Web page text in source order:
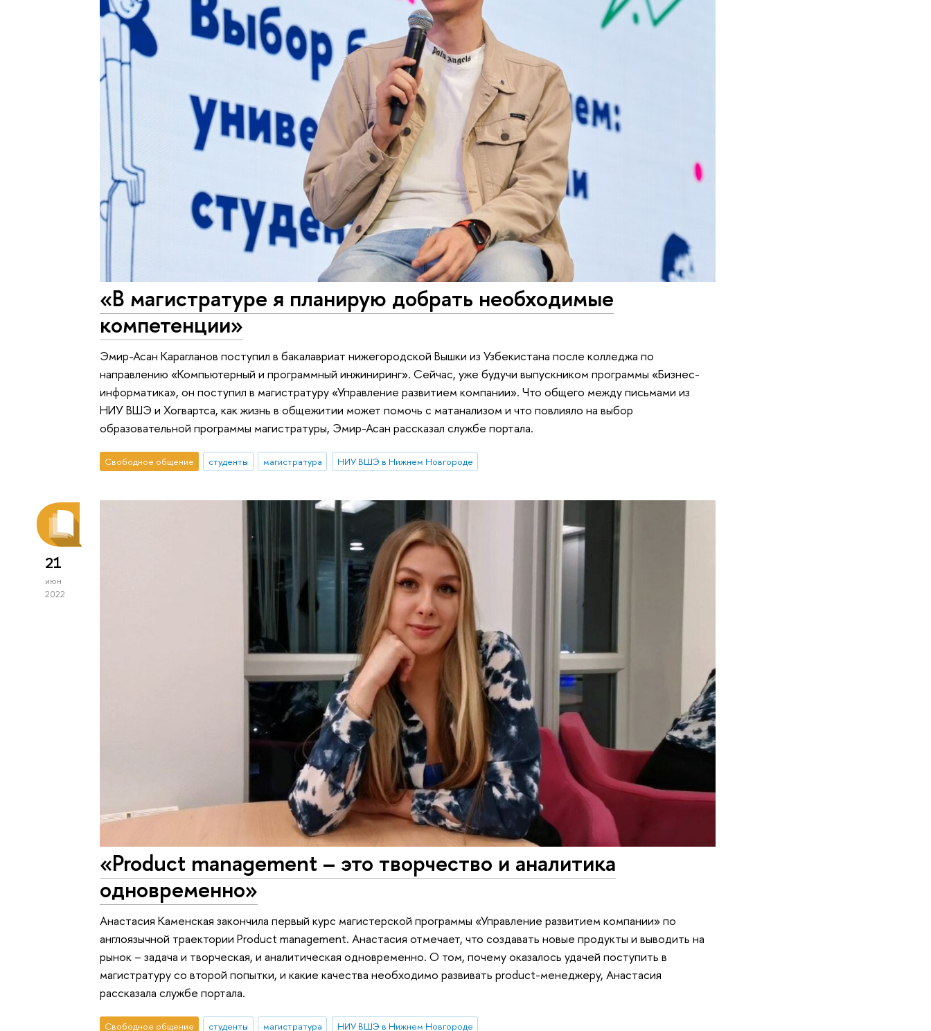
«В магистратуре я планирую добрать необходимые
компетенции»
Эмир-Асан Карагланов поступил в бакалавриат нижегородской Вышки из Узбекистана после колледжа по
направлению «Компьютерный и программный инжиниринг». Сейчас, уже будучи выпускником программы «Бизнес-
информатика», он поступил в магистратуру «Управление развитием компании». Что общего между письмами из
НИУ ВШЭ и Хогвартса, как жизнь в общежитии может помочь с матанализом и что повлияло на выбор
образовательной программы магистратуры, Эмир-Асан рассказал службе портала.
Свободное общение студенты магистратура НИУ ВШЭ в Нижнем Новгороде
21
июн
2022
«Product management – это творчество и аналитика
одновременно»
Анастасия Каменская закончила первый курс магистерской программы «Управление развитием компании» по
англоязычной траектории Product management. Анастасия отмечает, что создавать новые продукты и выводить на
рынок – задача и творческая, и аналитическая одновременно. О том, почему оказалось удачей поступить в
магистратуру со второй попытки, и какие качества необходимо развивать product-менеджеру, Анастасия
рассказала службе портала.
Свободное общение студенты магистратура НИУ ВШЭ в Нижнем Новгороде